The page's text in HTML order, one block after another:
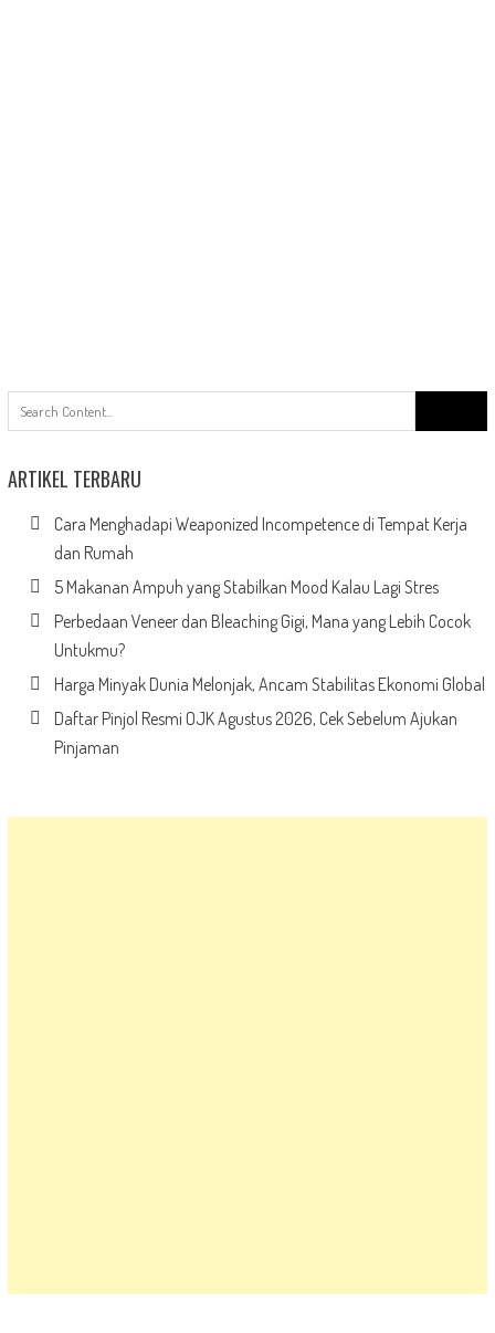
for:
ARTIKEL TERBARU
Cara Menghadapi Weaponized Incompetence di Tempat Kerja
dan Rumah
5 Makanan Ampuh yang Stabilkan Mood Kalau Lagi Stres
Perbedaan Veneer dan Bleaching Gigi, Mana yang Lebih Cocok
Untukmu?
Harga Minyak Dunia Melonjak, Ancam Stabilitas Ekonomi Global
Daftar Pinjol Resmi OJK Agustus 2026, Cek Sebelum Ajukan
Pinjaman